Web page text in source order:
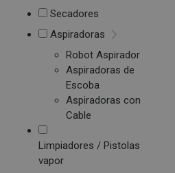
Secadores
Aspiradoras
Robot Aspirador
Aspiradoras de
Escoba
Aspiradoras con
Cable
Limpiadores / Pistolas
vapor